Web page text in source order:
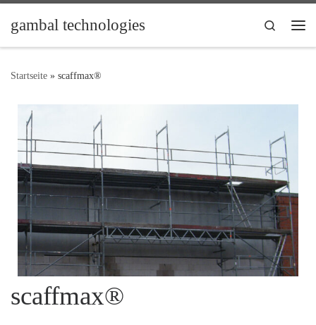
Zum Inhalt springen
gambal technologies
Search
Startseite » scaffmax®
scaffmax®